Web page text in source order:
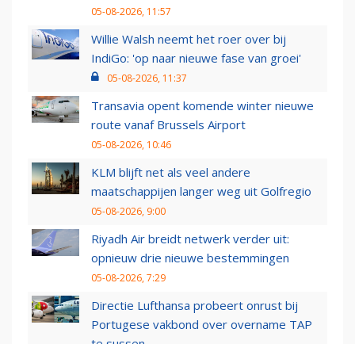
05-08-2026, 11:57
Willie Walsh neemt het roer over bij
IndiGo: 'op naar nieuwe fase van groei'
05-08-2026, 11:37
Transavia opent komende winter nieuwe
route vanaf Brussels Airport
05-08-2026, 10:46
KLM blijft net als veel andere
maatschappijen langer weg uit Golfregio
05-08-2026, 9:00
Riyadh Air breidt netwerk verder uit:
opnieuw drie nieuwe bestemmingen
05-08-2026, 7:29
Directie Lufthansa probeert onrust bij
Portugese vakbond over overname TAP